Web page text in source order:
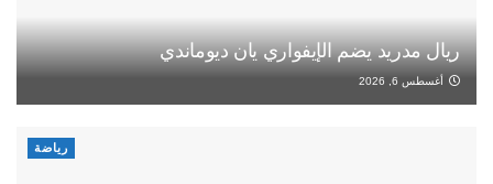
ريال مدريد يضم الإيفواري يان ديوماندي
أغسطس 6, 2026
رياضة